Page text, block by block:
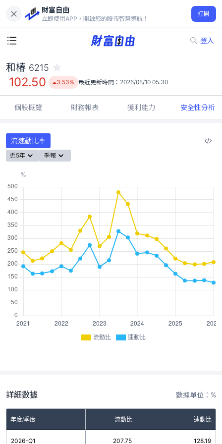
財富自由
立即使用APP，開啟您的股市智慧導航！
打開
登入
102.50
3.53%
和椿 6215
102.50 3.53% 最近更新時間： 2026/08/10 05:30
個股概覽 財務報表 獲利能力 安全性分析
流速動比率
近5年 季報
流動比 速動比
詳細數據 數據單位：%
年度/季度 流動比 速動比
2026-Q1 207.75 128.19